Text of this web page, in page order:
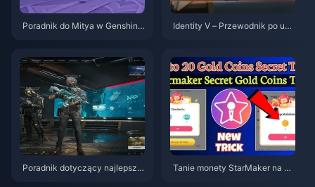
Poradnik do Mitya w Genshin I
Identity V – Przewodnik po umi
Poradnik dotyczący najlepszy
Tanie monety StarMaker na pr